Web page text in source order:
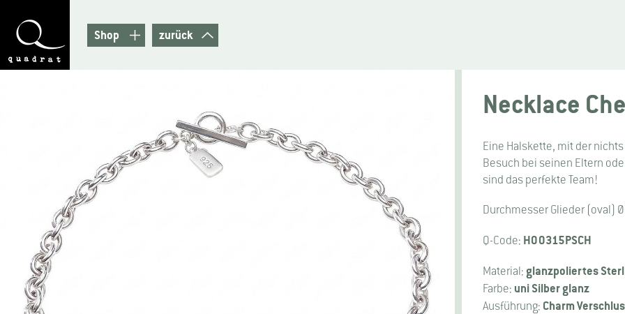
Shop zurück
Necklace
Eine Halskette, mit der
Besuch bei seinen Eltern
sind das perfekte Team!
Durchmesser Glieder (oval)
Q-Code: H00315PSCH
Material:glanzpoliertes
Farbe: uni Silber glanz
Ausführung: Charm